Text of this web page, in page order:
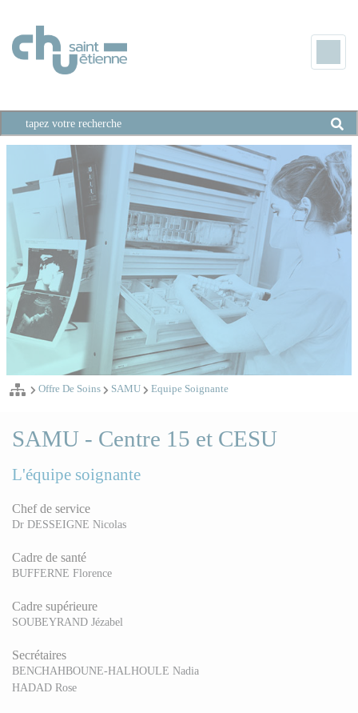
Offre De Soins SAMU Equipe Soignante
SAMU - Centre 15 et CESU
L'équipe soignante
Chef de service
Dr DESSEIGNE Nicolas
Cadre de santé
BUFFERNE Florence
Cadre supérieure
SOUBEYRAND Jézabel
Secrétaires
BENCHAHBOUNE-HALHOULE Nadia
HADAD Rose